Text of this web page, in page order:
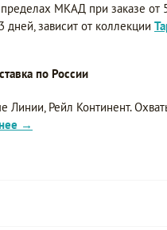
МКАД при заказе от
дней, зависит от коллекции
по России
Линии, Рейл Континент.
→